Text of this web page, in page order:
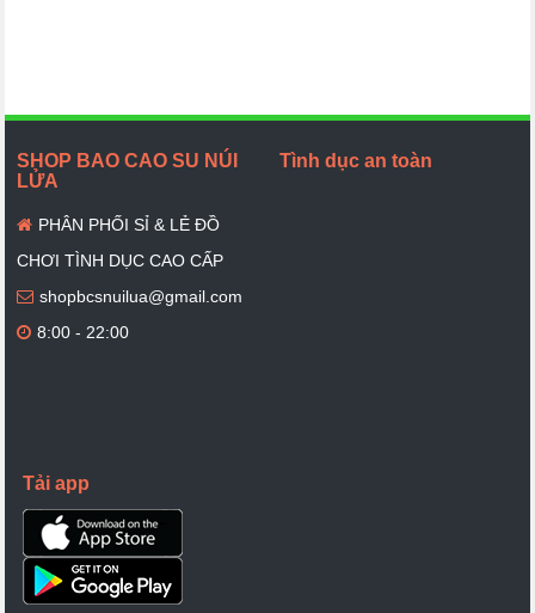
SHOP BAO CAO SU NÚI
LỬA
PHÂN PHỐI SỈ & LẺ ĐỒ
CHƠI TÌNH DỤC CAO CẤP
shopbcsnuilua@gmail.com
8:00 - 22:00
Tình dục an toàn
Tải app